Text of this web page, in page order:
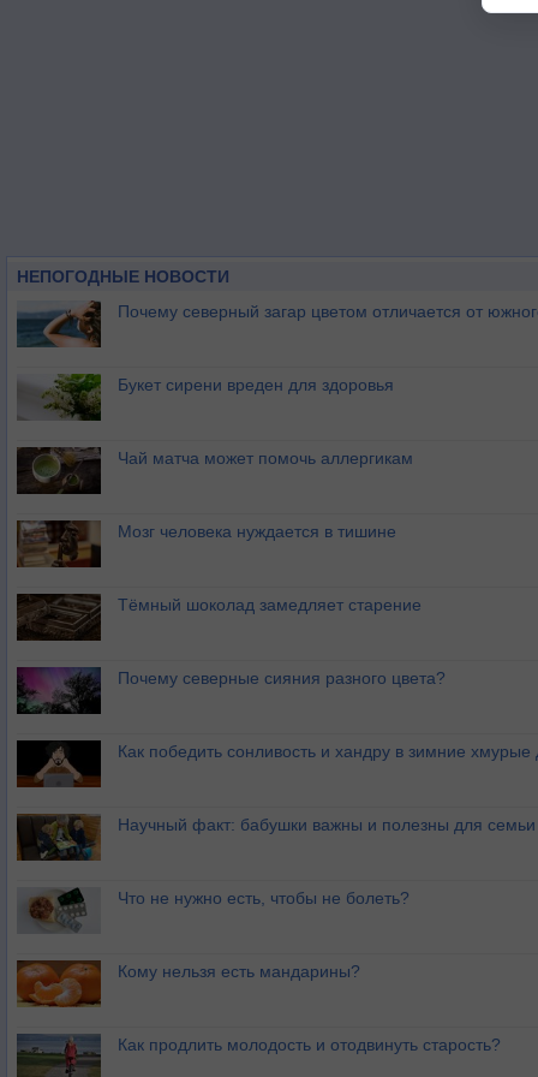
НЕПОГОДНЫЕ НОВОСТИ
Почему северный загар цветом отличается от
Букет сирени вреден для здоровья
Чай матча может помочь аллергикам
Мозг человека нуждается в тишине
Тёмный шоколад замедляет старение
Почему северные сияния разного цвета?
Как победить сонливость и хандру в зимние хмурые
Научный факт: бабушки важны и полезны для семьи
Что не нужно есть, чтобы не болеть?
Кому нельзя есть мандарины?
Как продлить молодость и отодвинуть старость?